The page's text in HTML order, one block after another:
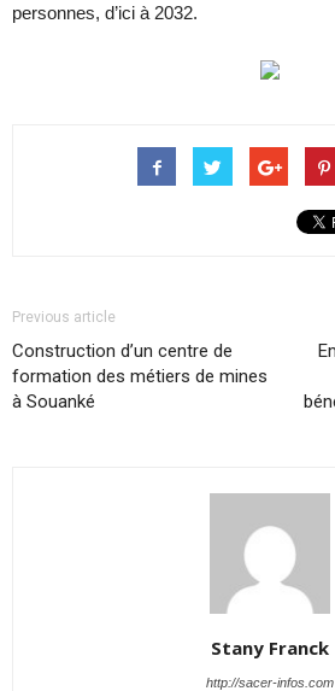
personnes, d’ici à 2032.
Previous article
Construction d’un centre de
formation des métiers de mines
à Souanké
Stany Franck
http://sacer-infos.com